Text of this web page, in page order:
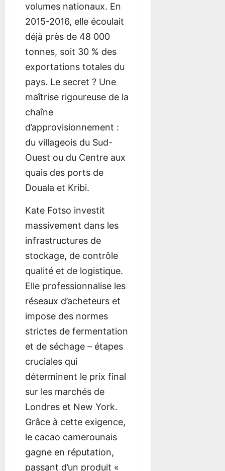
volumes nationaux. En
2015-2016, elle écoulait
déjà près de 48 000
tonnes, soit 30 % des
exportations totales du
pays. Le secret ? Une
maîtrise rigoureuse de la
chaîne
d’approvisionnement :
du villageois du Sud-
Ouest ou du Centre aux
quais des ports de
Douala et Kribi.
Kate Fotso investit
massivement dans les
infrastructures de
stockage, de contrôle
qualité et de logistique.
Elle professionnalise les
réseaux d’acheteurs et
impose des normes
strictes de fermentation
et de séchage – étapes
cruciales qui
déterminent le prix final
sur les marchés de
Londres et New York.
Grâce à cette exigence,
le cacao camerounais
gagne en réputation,
passant d’un produit «